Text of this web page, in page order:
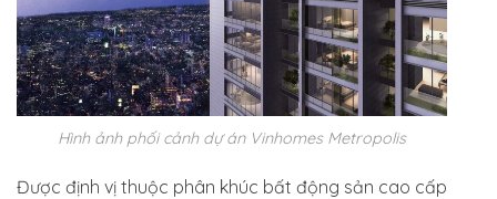
Hình ảnh phối cảnh dự án Vinhomes Metropolis
Được định vị thuộc phân khúc bất động sản cao cấp